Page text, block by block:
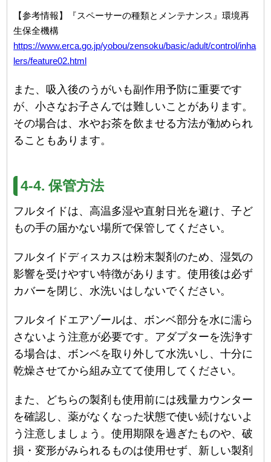
【参考情報】『スペーサーの種類とメンテナンス』環境再
生保全機構
https://www.erca.go.jp/yobou/zensoku/basic/adult/control/inha
lers/feature02.html
また、吸入後のうがいも副作用予防に重要です
が、小さなお子さんでは難しいことがあります。
その場合は、水やお茶を飲ませる方法が勧められ
ることもあります。
4-4. 保管方法
フルタイドは、高温多湿や直射日光を避け、子ど
もの手の届かない場所で保管してください。
フルタイドディスカスは粉末製剤のため、湿気の
影響を受けやすい特徴があります。使用後は必ず
カバーを閉じ、水洗いはしないでください。
フルタイドエアゾールは、ボンベ部分を水に濡ら
さないよう注意が必要です。アダプターを洗浄す
る場合は、ボンベを取り外して水洗いし、十分に
乾燥させてから組み立てて使用してください。
また、どちらの製剤も使用前には残量カウンター
を確認し、薬がなくなった状態で使い続けないよ
う注意しましょう。使用期限を過ぎたものや、破
損・変形がみられるものは使用せず、新しい製剤